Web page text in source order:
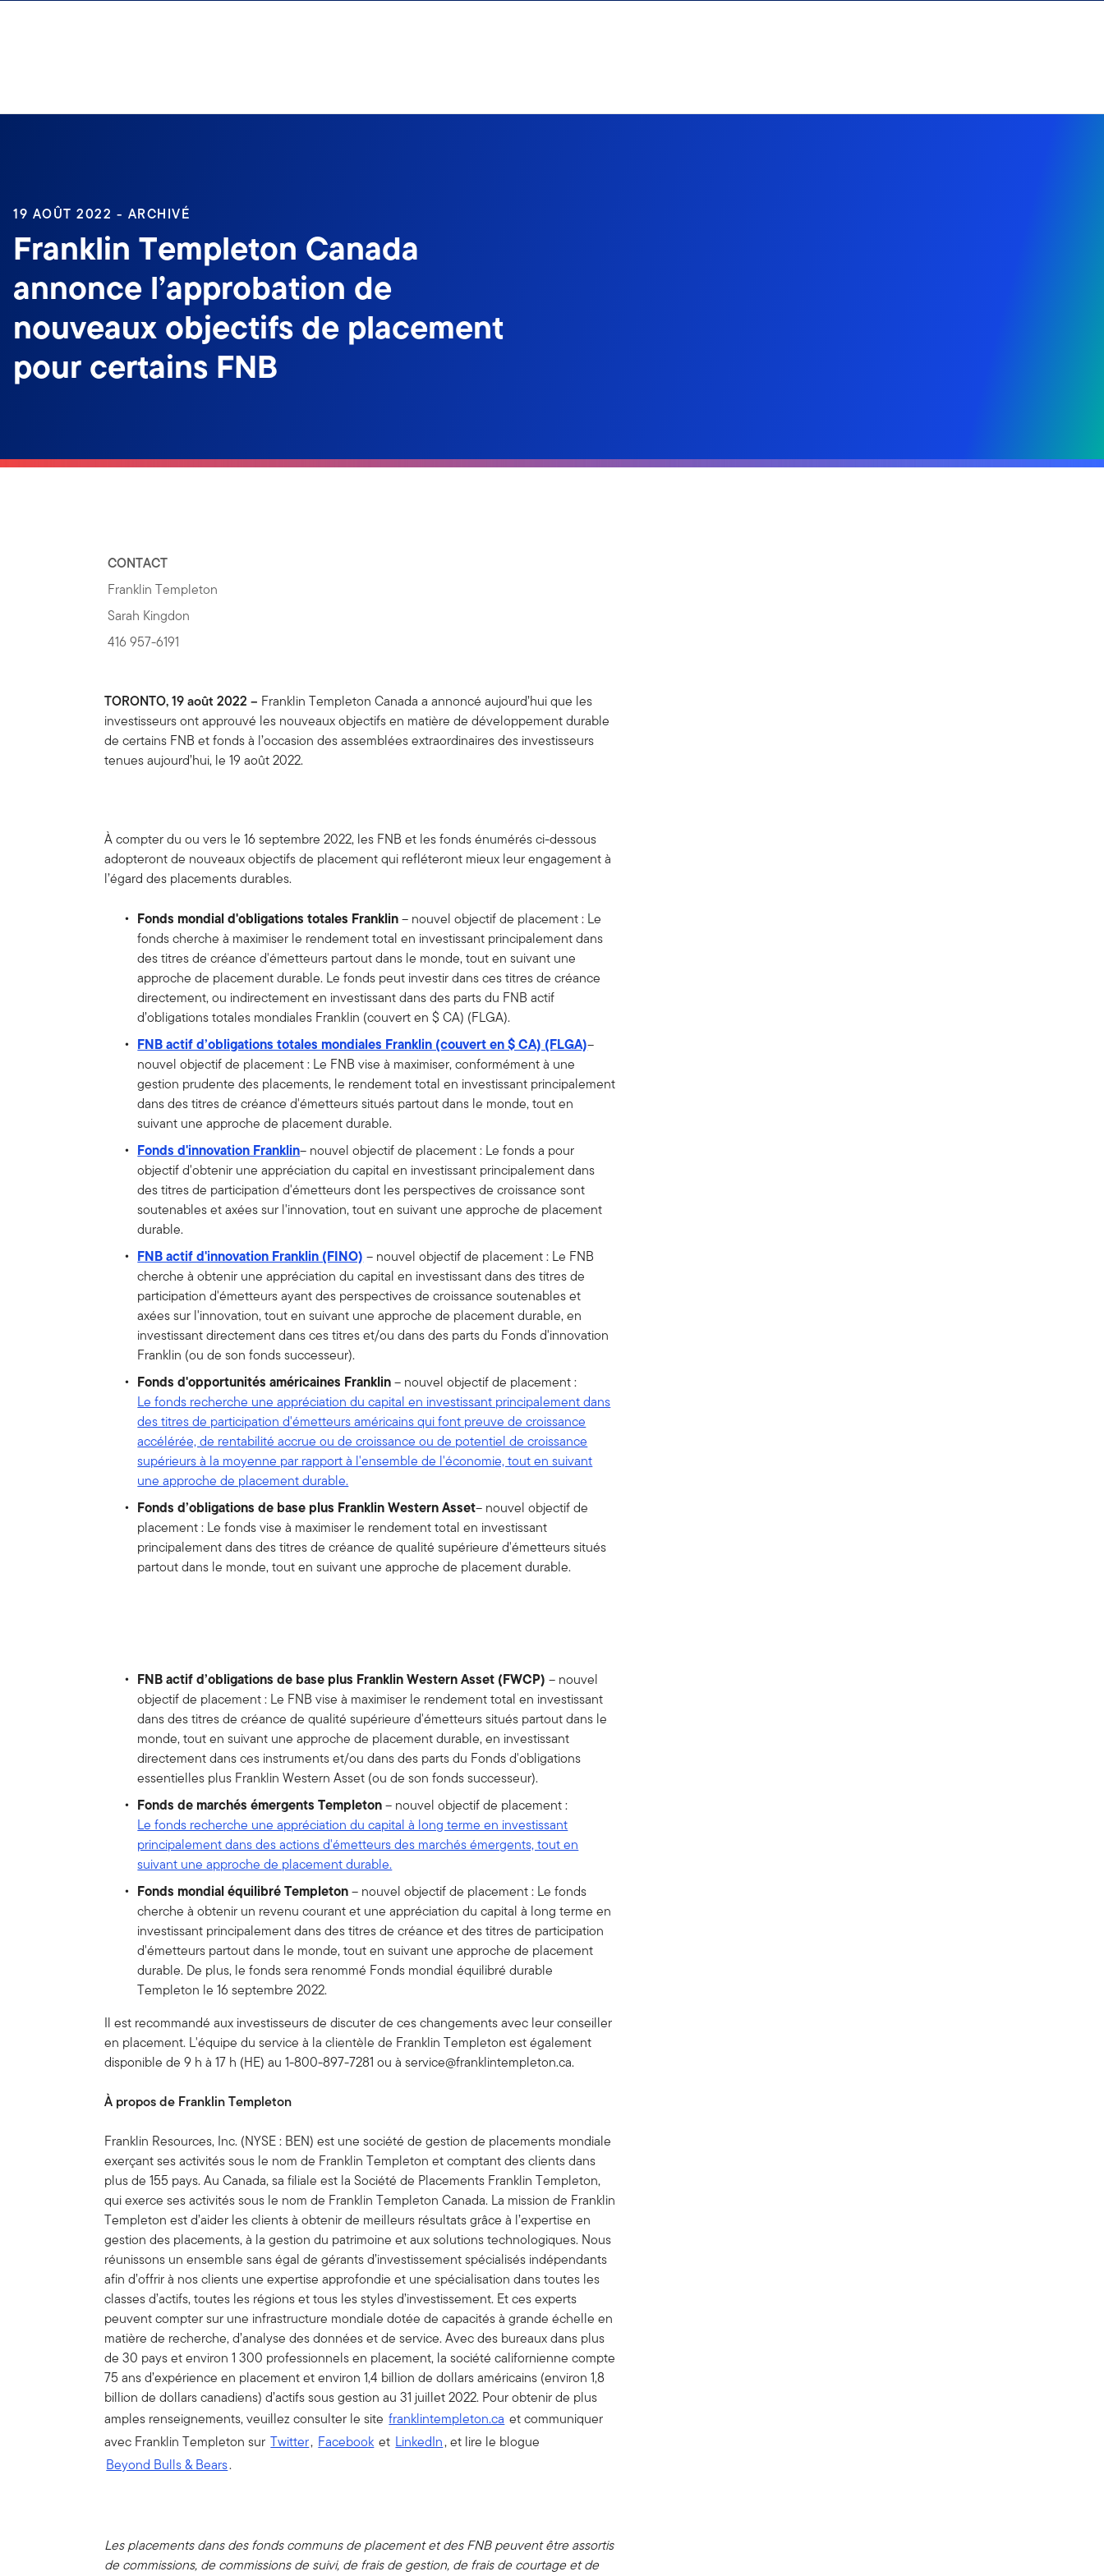
19 AOÛT 2022 - ARCHIVÉ
Franklin Templeton Canada
annonce l’approbation de
nouveaux objectifs de placement
pour certains FNB
CONTACT
Franklin Templeton
Sarah Kingdon
416 957-6191
TORONTO, 19 août 2022 – Franklin Templeton Canada a annoncé aujourd’hui que les
investisseurs ont approuvé les nouveaux objectifs en matière de développement durable
de certains FNB et fonds à l’occasion des assemblées extraordinaires des investisseurs
tenues aujourd’hui, le 19 août 2022.
À compter du ou vers le 16 septembre 2022, les FNB et les fonds énumérés ci-dessous
adopteront de nouveaux objectifs de placement qui refléteront mieux leur engagement à
l’égard des placements durables.
Fonds mondial d'obligations totales Franklin– nouvel objectif de placement : Le
fonds cherche à maximiser le rendement total en investissant principalement dans
des titres de créance d'émetteurs partout dans le monde, tout en suivant une
approche de placement durable. Le fonds peut investir dans ces titres de créance
directement, ou indirectement en investissant dans des parts du FNB actif
d’obligations totales mondiales Franklin (couvert en $ CA) (FLGA).
FNB actif d’obligations totales mondiales Franklin (couvert en $ CA) (FLGA)–
nouvel objectif de placement : Le FNB vise à maximiser, conformément à une
gestion prudente des placements, le rendement total en investissant principalement
dans des titres de créance d'émetteurs situés partout dans le monde, tout en
suivant une approche de placement durable.
Fonds d'innovation Franklin– nouvel objectif de placement : Le fonds a pour
objectif d'obtenir une appréciation du capital en investissant principalement dans
des titres de participation d'émetteurs dont les perspectives de croissance sont
soutenables et axées sur l'innovation, tout en suivant une approche de placement
durable.
FNB actif d'innovation Franklin (FINO) – nouvel objectif de placement : Le FNB
cherche à obtenir une appréciation du capital en investissant dans des titres de
participation d'émetteurs ayant des perspectives de croissance soutenables et
axées sur l'innovation, tout en suivant une approche de placement durable, en
investissant directement dans ces titres et/ou dans des parts du Fonds d'innovation
Franklin (ou de son fonds successeur).
Fonds d'opportunités américaines Franklin– nouvel objectif de placement :
Le fonds recherche une appréciation du capital en investissant principalement dans
des titres de participation d'émetteurs américains qui font preuve de croissance
accélérée, de rentabilité accrue ou de croissance ou de potentiel de croissance
supérieurs à la moyenne par rapport à l'ensemble de l'économie, tout en suivant
une approche de placement durable.
Fonds d’obligations de base plus Franklin Western Asset– nouvel objectif de
placement : Le fonds vise à maximiser le rendement total en investissant
principalement dans des titres de créance de qualité supérieure d'émetteurs situés
partout dans le monde, tout en suivant une approche de placement durable.
FNB actif d’obligations de base plus Franklin Western Asset (FWCP) – nouvel
objectif de placement : Le FNB vise à maximiser le rendement total en investissant
dans des titres de créance de qualité supérieure d'émetteurs situés partout dans le
monde, tout en suivant une approche de placement durable, en investissant
directement dans ces instruments et/ou dans des parts du Fonds d'obligations
essentielles plus Franklin Western Asset (ou de son fonds successeur).
Fonds de marchés émergents Templeton– nouvel objectif de placement :
Le fonds recherche une appréciation du capital à long terme en investissant
principalement dans des actions d'émetteurs des marchés émergents, tout en
suivant une approche de placement durable.
Fonds mondial équilibré Templeton– nouvel objectif de placement : Le fonds
cherche à obtenir un revenu courant et une appréciation du capital à long terme en
investissant principalement dans des titres de créance et des titres de participation
d'émetteurs partout dans le monde, tout en suivant une approche de placement
durable. De plus, le fonds sera renommé Fonds mondial équilibré durable
Templeton le 16 septembre 2022.
Il est recommandé aux investisseurs de discuter de ces changements avec leur conseiller
en placement. L'équipe du service à la clientèle de Franklin Templeton est également
disponible de 9 h à 17 h (HE) au 1-800-897-7281 ou àservice@franklintempleton.ca.
À propos de Franklin Templeton
Franklin Resources, Inc. (NYSE : BEN) est une société de gestion de placements mondiale
exerçant ses activités sous le nom de Franklin Templeton et comptant des clients dans
plus de 155 pays. Au Canada, sa filiale est la Société de Placements Franklin Templeton,
qui exerce ses activités sous le nom de Franklin Templeton Canada. La mission de Franklin
Templeton est d’aider les clients à obtenir de meilleurs résultats grâce à l’expertise en
gestion des placements, à la gestion du patrimoine et aux solutions technologiques. Nous
réunissons un ensemble sans égal de gérants d’investissement spécialisés indépendants
afin d’offrir à nos clients une expertise approfondie et une spécialisation dans toutes les
classes d’actifs, toutes les régions et tous les styles d’investissement. Et ces experts
peuvent compter sur une infrastructure mondiale dotée de capacités à grande échelle en
matière de recherche, d’analyse des données et de service. Avec des bureaux dans plus
de 30 pays et environ 1 300 professionnels en placement, la société californienne compte
75 ans d’expérience en placement et environ 1,4 billion de dollars américains (environ 1,8
billion de dollars canadiens) d’actifs sous gestion au 31 juillet 2022. Pour obtenir de plus
amples renseignements, veuillez consulter le site franklintempleton.ca et communiquer
avec Franklin Templeton sur Twitter, Facebook et LinkedIn, et lire le blogue
Beyond Bulls & Bears.
Les placements dans des fonds communs de placement et des FNB peuvent être assortis
de commissions, de commissions de suivi, de frais de gestion, de frais de courtage et de